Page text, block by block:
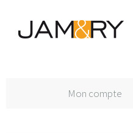
Mon compte